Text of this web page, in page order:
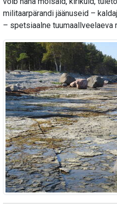
militaarpärandi jäänuseid –
– spetsiaalne tuumaallveelaeva